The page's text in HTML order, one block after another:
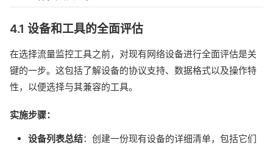
4.1 设备和工具的全面评估
在选择流量监控工具之前，对现有网络设备进行全面评估是关
键的一步。这包括了解设备的协议支持、数据格式以及操作特
性，以便选择与其兼容的工具。
实施步骤：
设备列表总结：创建一份现有设备的详细清单，包括它们